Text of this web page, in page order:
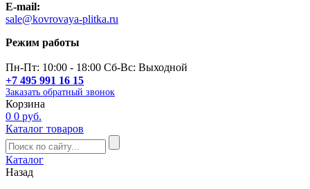
E-mail:
sale@kovrovaya-plitka.ru
Режим работы
Пн-Пт: 10:00 - 18:00 Сб-Вс: Выходной
+7 495 991 16 15
Заказать обратный звонок
Корзина
0 0 руб.
Каталог товаров
Каталог
Назад